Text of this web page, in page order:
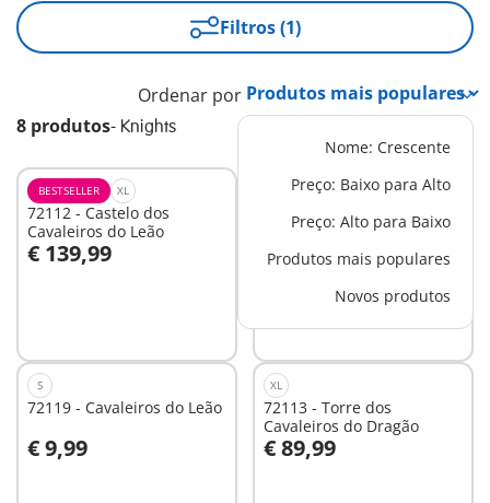
Filtros (1)
8 produtos- Knights
Ordenar por
Nome: Crescente
Preço: Baixo para Alto
Preço: Alto para Baixo
Produtos mais populares
Novos produtos
BESTSELLER XL
72112 - Castelo dos
Cavaleiros do Leão
€ 139,99
Ao carrinho
72118 - Cavaleiros do
Dragão
€ 14,99
Ao carrinho
S
72119 - Cavaleiros do Leão
€ 9,99
Ao carrinho
XL
72113 - Torre dos
Cavaleiros do Dragão
€ 89,99
Ao carrinho